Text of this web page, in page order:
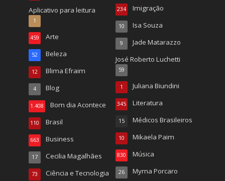
Aplicativo para leitura
1
Arte
459
Beleza
52
Blima Efraim
12
Blog
4
Bom dia Acontece
1.408
Brasil
110
Business
663
Cecilia Magalhães
17
Ciência e Tecnologia
73
Imigração
234
Isa Souza
10
Jade Matarazzo
9
José Roberto Luchetti
59
Juliana Biundini
1
Literatura
345
Médicos Brasileiros
15
Mikaela Paim
10
Música
830
Myrna Porcaro
26